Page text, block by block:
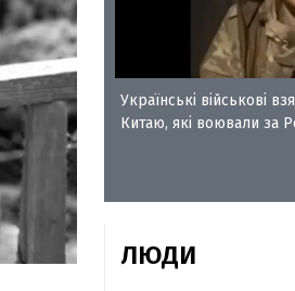
Су-35
Українські військові
Китаю, які воювали за
ЛЮДИ